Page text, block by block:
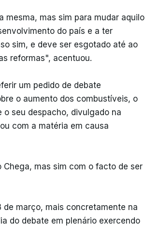
mesma, mas sim para mudar aquilo
do país e a ter
sim, e deve ser esgotado até ao
reformas", acentuou.
um pedido de debate
o aumento dos combustíveis, o
o seu despacho, divulgado na
com a matéria em causa
mas sim com o facto de ser
de março, mais concretamente na
do debate em plenário exercendo